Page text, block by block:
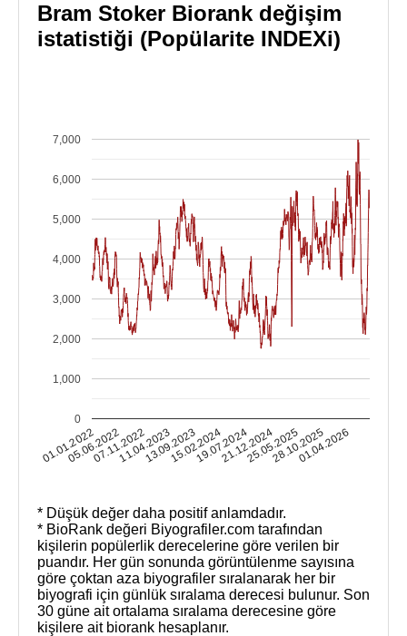
Bram Stoker Biorank değişim
istatistiği (Popülarite INDEXi)
01.01.2022
05.06.2022
07.11.2022
11.04.2023
13.09.2023
15.02.2024
19.07.2024
21.12.2024
25.05.2025
28.10.2025
01.04.2026
0
1,000
2,000
3,000
4,000
5,000
6,000
7,000
* Düşük değer daha positif anlamdadır.
* BioRank değeri Biyografiler.com tarafından
kişilerin popülerlik derecelerine göre verilen bir
puandır. Her gün sonunda görüntülenme sayısına
göre çoktan aza biyografiler sıralanarak her bir
biyografi için günlük sıralama derecesi bulunur. Son
30 güne ait ortalama sıralama derecesine göre
kişilere ait biorank hesaplanır.